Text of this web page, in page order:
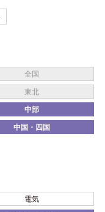
全国
東北
中部
中国・四国
電気